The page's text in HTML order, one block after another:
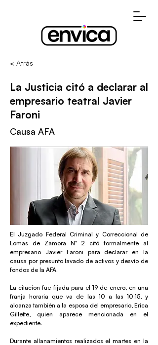
< Atrás
La Justicia citó a declarar al
empresario teatral Javier
Faroni
Causa AFA
El Juzgado Federal Criminal y Correccional de
Lomas de Zamora N° 2 citó formalmente al
empresario Javier Faroni para declarar en la
causa por presunto lavado de activos y desvío de
fondos de la AFA.
La citación fue fijada para el 19 de enero, en una
franja horaria que va de las 10 a las 10:15, y
alcanza también a la esposa del empresario, Erica
Gillette, quien aparece mencionada en el
expediente.
Durante allanamientos realizados el martes en la